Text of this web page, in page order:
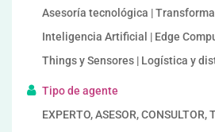
Asesoría tecnológica |
Inteligencia Artificial | Edge
Things y Sensores | Logística y
Tipo de agente
EXPERTO, ASESOR, CONSULTOR,